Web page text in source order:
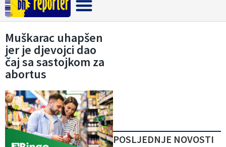
Muškarac uhapšen
jer je djevojci dao
čaj sa sastojkom za
abortus
POSLJEDNJE NOVOSTI